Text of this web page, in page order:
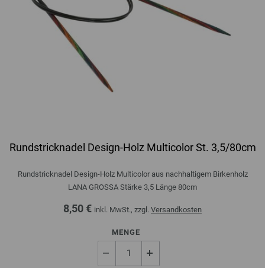
Rundstricknadel Design-Holz Multicolor St. 3,5/80cm
Rundstricknadel Design-Holz Multicolor aus nachhaltigem Birkenholz
LANA GROSSA Stärke 3,5 Länge 80cm
8,50 € inkl. MwSt., zzgl. Versandkosten
MENGE